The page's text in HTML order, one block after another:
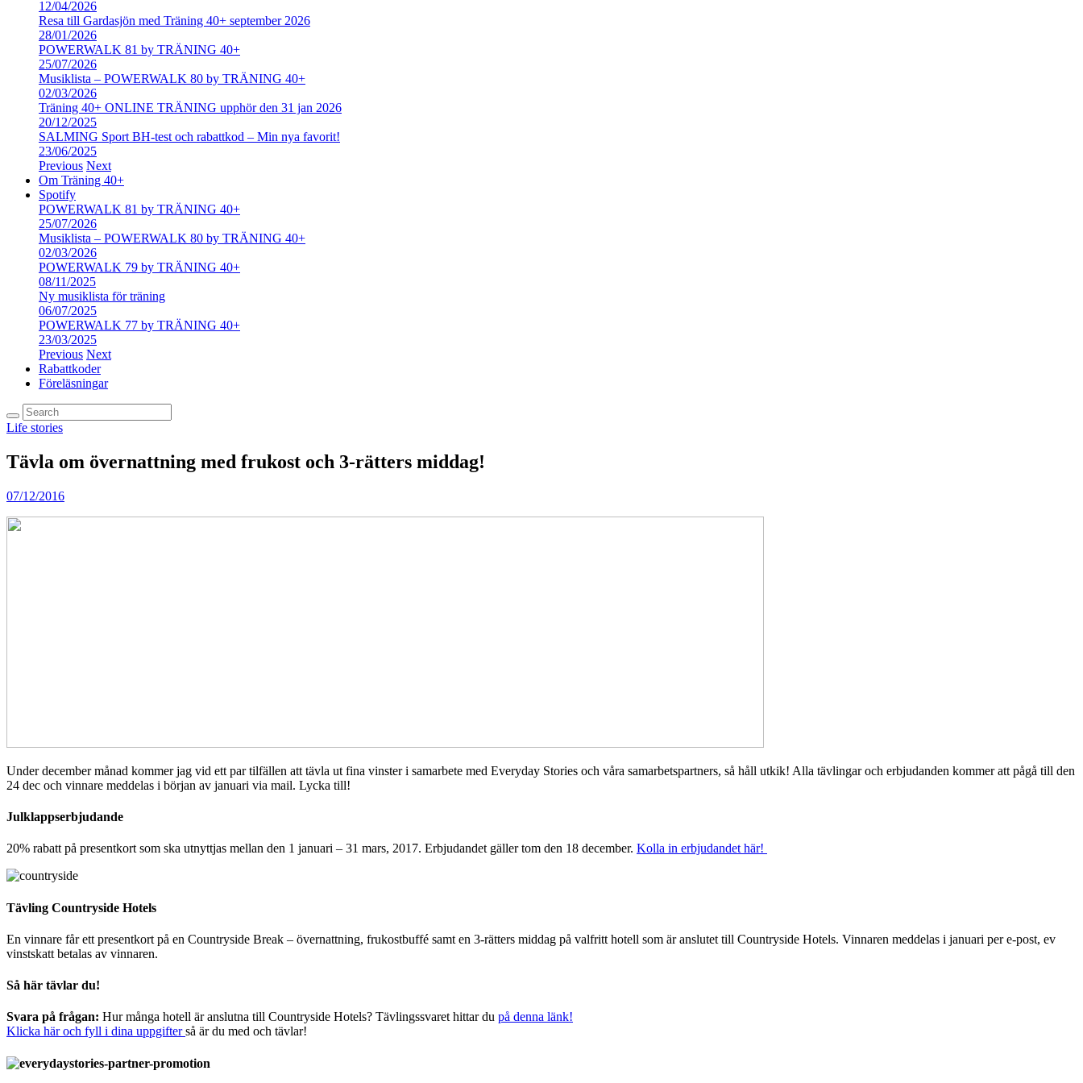
12/04/2026
Resa till Gardasjön med Träning 40+ september 2026
28/01/2026
POWERWALK 81 by TRÄNING 40+
25/07/2026
Musiklista – POWERWALK 80 by TRÄNING 40+
02/03/2026
Träning 40+ ONLINE TRÄNING upphör den 31 jan 2026
20/12/2025
SALMING Sport BH-test och rabattkod – Min nya favorit!
23/06/2025
Previous Next
Om Träning 40+
Spotify
POWERWALK 81 by TRÄNING 40+
25/07/2026
Musiklista – POWERWALK 80 by TRÄNING 40+
02/03/2026
POWERWALK 79 by TRÄNING 40+
08/11/2025
Ny musiklista för träning
06/07/2025
POWERWALK 77 by TRÄNING 40+
23/03/2025
Previous Next
Rabattkoder
Föreläsningar
Life stories
Tävla om övernattning med frukost och 3-rätters middag!
07/12/2016
Under december månad kommer jag vid ett par tilfällen att tävla ut fina vinster i samarbete med Everyday Stories och våra samarbetspartners, så håll utkik! Alla tävlingar och erbjudanden kommer att pågå till den
24 dec och vinnare meddelas i början av januari via mail. Lycka till!
Julklappserbjudande
20% rabatt på presentkort som ska utnyttjas mellan den 1 januari – 31 mars, 2017. Erbjudandet gäller tom den 18 december. Kolla in erbjudandet här!
Tävling Countryside Hotels
En vinnare får ett presentkort på en Countryside Break – övernattning, frukostbuffé samt en 3-rätters middag på valfritt hotell som är anslutet till Countryside Hotels. Vinnaren meddelas i januari per e-post, ev
vinstskatt betalas av vinnaren.
Så här tävlar du!
Svara på frågan: Hur många hotell är anslutna till Countryside Hotels? Tävlingssvaret hittar du på denna länk!
Klicka här och fyll i dina uppgifterså är du med och tävlar!